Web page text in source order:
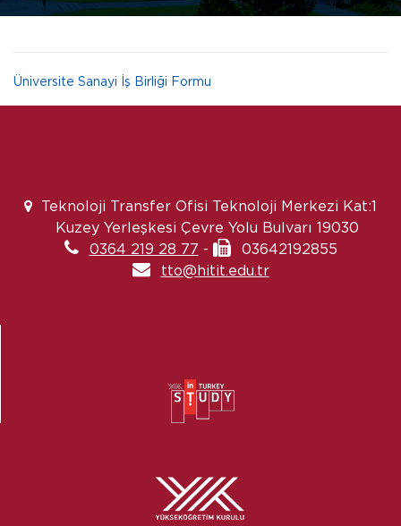
Üniversite Sanayi İş Birliği Formu
Teknoloji Transfer Ofisi Teknoloji Merkezi Kat:1
Kuzey Yerleşkesi Çevre Yolu Bulvarı 19030
0364 219 28 77 -
03642192855
tto@hitit.edu.tr